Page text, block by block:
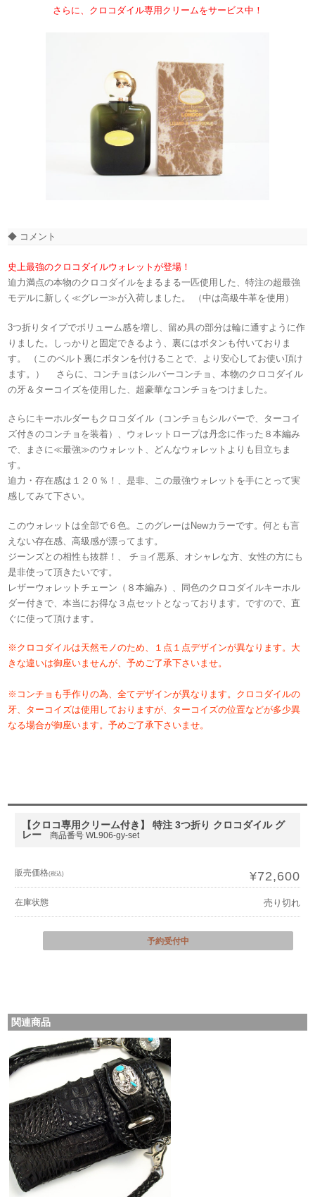
さらに、クロコダイル専用クリームをサービス中！
◆ コメント
史上最強のクロコダイルウォレットが登場！
迫力満点の本物のクロコダイルをまるまる一匹使用した、特注の超最強
モデルに新しく≪グレー≫が入荷しました。 （中は高級牛革を使用）
3つ折りタイプでボリューム感を増し、留め具の部分は輪に通すように作
りました。しっかりと固定できるよう、裏にはボタンも付いておりま
す。 （このベルト裏にボタンを付けることで、より安心してお使い頂け
ます。） さらに、コンチョはシルバーコンチョ、本物のクロコダイル
の牙＆ターコイズを使用した、超豪華なコンチョをつけました。
さらにキーホルダーもクロコダイル（コンチョもシルバーで、ターコイ
ズ付きのコンチョを装着）、ウォレットロープは丹念に作った８本編み
で、まさに≪最強≫のウォレット、どんなウォレットよりも目立ちま
す。
迫力・存在感は１２０％！、是非、この最強ウォレットを手にとって実
感してみて下さい。
このウォレットは全部で６色。このグレーはNewカラーです。何とも言
えない存在感、高級感が漂ってます。
ジーンズとの相性も抜群！、 チョイ悪系、オシャレな方、女性の方にも
是非使って頂きたいです。
レザーウォレットチェーン（８本編み）、同色のクロコダイルキーホル
ダー付きで、本当にお得な３点セットとなっております。ですので、直
ぐに使って頂けます。
※クロコダイルは天然モノのため、１点１点デザインが異なります。大
きな違いは御座いませんが、予めご了承下さいませ。
※コンチョも手作りの為、全てデザインが異なります。クロコダイルの
牙、ターコイズは使用しておりますが、ターコイズの位置などが多少異
なる場合が御座います。予めご了承下さいませ。
【クロコ専用クリーム付き】 特注 3つ折り クロコダイル グ
レー
商品番号 WL906-gy-set
販売価格(税込) ¥72,600
在庫状態 売り切れ
予約受付中
関連商品